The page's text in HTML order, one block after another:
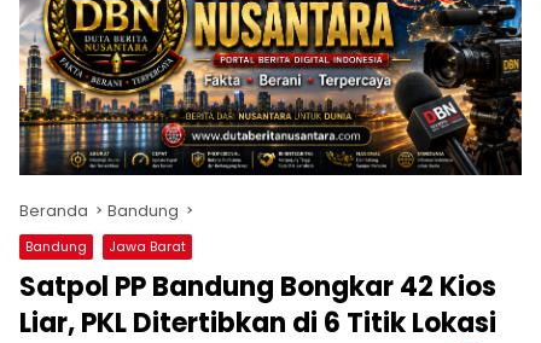
Beranda Bandung
Bandung Jawa Barat
Satpol PP Bandung Bongkar 42 Kios
Liar, PKL Ditertibkan di 6 Titik Lokasi